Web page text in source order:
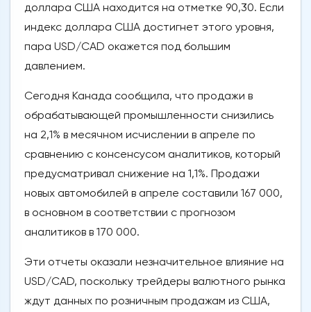
доллара США находится на отметке 90,30. Если
индекс доллара США достигнет этого уровня,
пара USD/CAD окажется под большим
давлением.
Сегодня Канада сообщила, что продажи в
обрабатывающей промышленности снизились
на 2,1% в месячном исчислении в апреле по
сравнению с консенсусом аналитиков, который
предусматривал снижение на 1,1%. Продажи
новых автомобилей в апреле составили 167 000,
в основном в соответствии с прогнозом
аналитиков в 170 000.
Эти отчеты оказали незначительное влияние на
USD/CAD, поскольку трейдеры валютного рынка
ждут данных по розничным продажам из США,